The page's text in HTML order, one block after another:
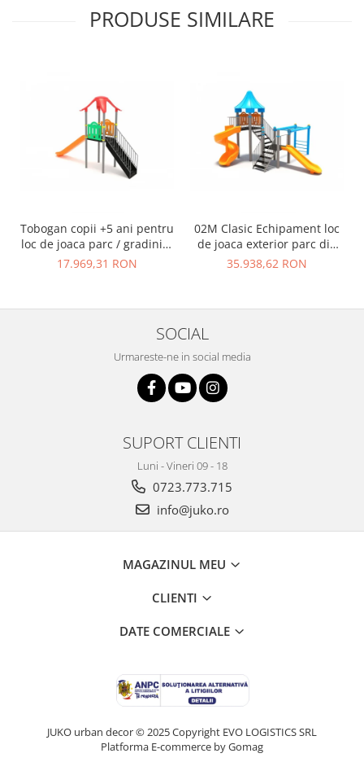
PRODUSE SIMILARE
Tobogan copii +5 ani pentru
loc de joaca parc / gradinita
- 01M
17.969,31 RON
02M Clasic Echipament loc
de joaca exterior parc din
metal cu Scara 2 Tobogane
35.938,62 RON
SOCIAL
Urmareste-ne in social media
SUPORT CLIENTI
Luni - Vineri 09 - 18
0723.773.715
info@juko.ro
MAGAZINUL MEU
CLIENTI
DATE COMERCIALE
JUKO urban decor © 2025 Copyright EVO LOGISTICS SRL
Platforma E-commerce by Gomag